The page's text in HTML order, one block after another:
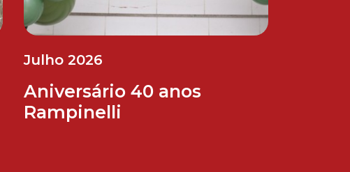
Julho 2026
Aniversário 40 anos
Rampinelli